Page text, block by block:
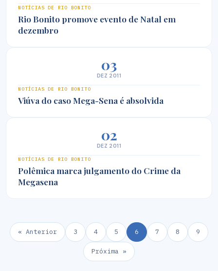
NOTÍCIAS DE RIO BONITO
Rio Bonito promove evento de Natal em
dezembro
03
DEZ 2011
NOTÍCIAS DE RIO BONITO
Viúva do caso Mega-Sena é absolvida
02
DEZ 2011
NOTÍCIAS DE RIO BONITO
Polêmica marca julgamento do Crime da
Megasena
« Anterior 3 4 5 6 7 8 9
Próxima »